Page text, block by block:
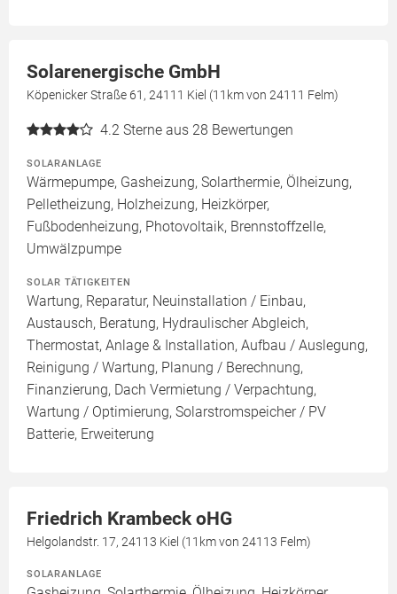
Solarenergische GmbH
Köpenicker Straße 61, 24111 Kiel (11km von 24111 Felm)
4.2 Sterne aus 28 Bewertungen
SOLARANLAGE
Wärmepumpe, Gasheizung, Solarthermie, Ölheizung,
Pelletheizung, Holzheizung, Heizkörper,
Fußbodenheizung, Photovoltaik, Brennstoffzelle,
Umwälzpumpe
SOLAR TÄTIGKEITEN
Wartung, Reparatur, Neuinstallation / Einbau,
Austausch, Beratung, Hydraulischer Abgleich,
Thermostat, Anlage & Installation, Aufbau / Auslegung,
Reinigung / Wartung, Planung / Berechnung,
Finanzierung, Dach Vermietung / Verpachtung,
Wartung / Optimierung, Solarstromspeicher / PV
Batterie, Erweiterung
Friedrich Krambeck oHG
Helgolandstr. 17, 24113 Kiel (11km von 24113 Felm)
SOLARANLAGE